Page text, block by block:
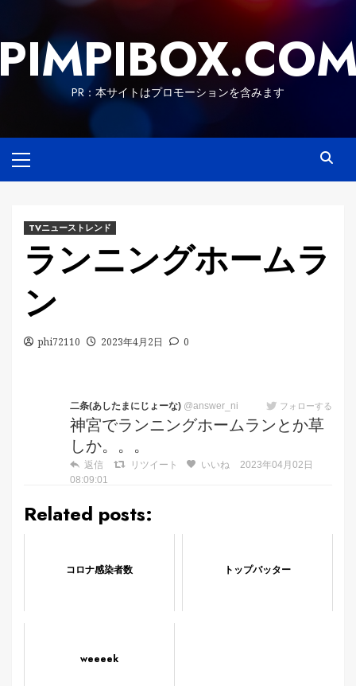
content
PR：本サイトはプロモーションを含みます
Menu
TVニューストレンド
ランニングホームラ
ン
phi72110 2023年4月2日 0
二条(あしたまにじょーな) @answer_ni フォローする
神宮でランニングホームランとか草
しか。。。
返信 リツイート いいね
2023年04月02日
08:09:01
Related posts:
コロナ感染者数 トップバッター
weeeek